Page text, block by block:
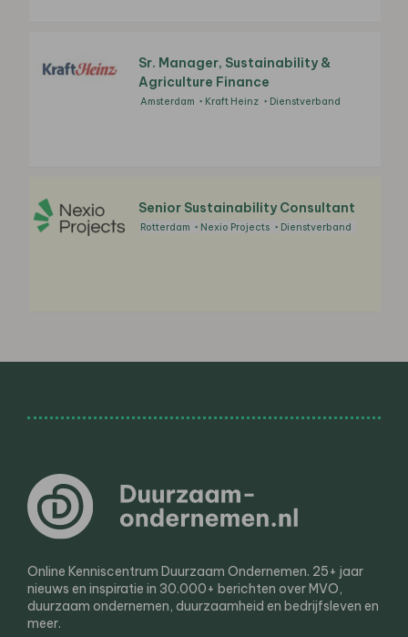
Sr. Manager, Sustainability &
Agriculture Finance
Amsterdam Kraft Heinz Dienstverband
Senior Sustainability Consultant
Rotterdam Nexio Projects Dienstverband
Online Kenniscentrum Duurzaam Ondernemen. 25+ jaar
nieuws en inspiratie in 30.000+ berichten over MVO,
duurzaam ondernemen, duurzaamheid en bedrijfsleven en
meer.